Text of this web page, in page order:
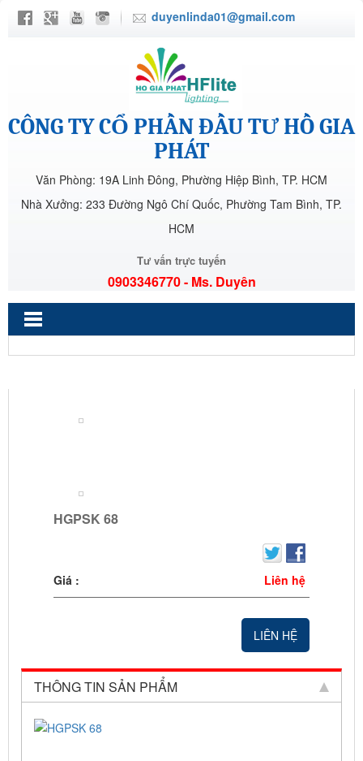
duyenlinda01@gmail.com
CÔNG TY CỔ PHẦN ĐẦU TƯ HỒ GIA
PHÁT
Văn Phòng: 19A Linh Đông, Phường Hiệp Bình, TP. HCM
Nhà Xưởng: 233 Đường Ngô Chí Quốc, Phường Tam Bình, TP.
HCM
Tư vấn trực tuyến
0903346770 - Ms. Duyên
HGPSK 68
Giá : Liên hệ
LIÊN HỆ
THÔNG TIN SẢN PHẨM